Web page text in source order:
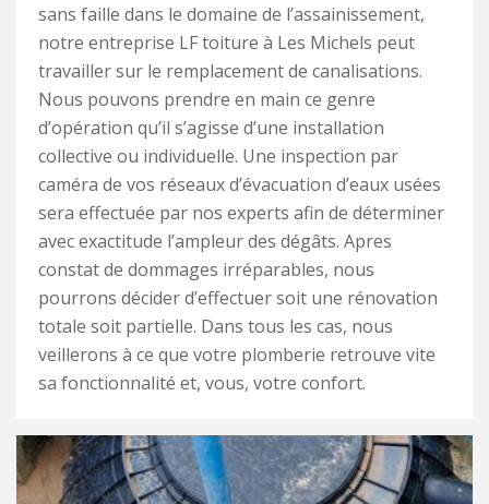
sans faille dans le domaine de l’assainissement,
notre entreprise LF toiture à Les Michels peut
travailler sur le remplacement de canalisations.
Nous pouvons prendre en main ce genre
d’opération qu’il s’agisse d’une installation
collective ou individuelle. Une inspection par
caméra de vos réseaux d’évacuation d’eaux usées
sera effectuée par nos experts afin de déterminer
avec exactitude l’ampleur des dégâts. Apres
constat de dommages irréparables, nous
pourrons décider d’effectuer soit une rénovation
totale soit partielle. Dans tous les cas, nous
veillerons à ce que votre plomberie retrouve vite
sa fonctionnalité et, vous, votre confort.